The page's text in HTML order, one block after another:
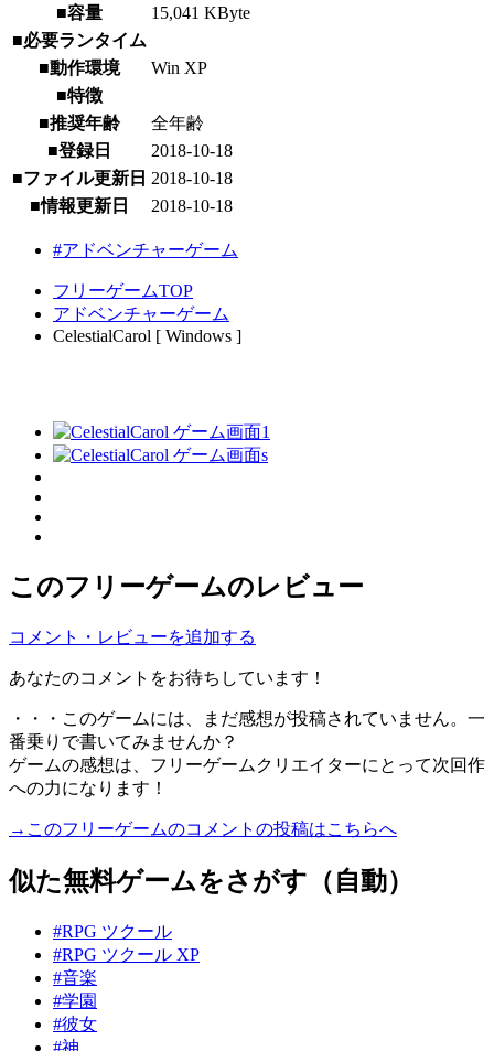
■容量
15,041 KByte
■必要ランタイム
■動作環境
Win XP
■特徴
■推奨年齢
全年齢
■登録日
2018-10-18
■ファイル更新日 2018-10-18
■情報更新日
2018-10-18
#アドベンチャーゲーム
フリーゲームTOP
アドベンチャーゲーム
CelestialCarol [ Windows ]
このフリーゲームのレビュー
コメント・レビューを追加する
あなたのコメントをお待ちしています！
・・・このゲームには、まだ感想が投稿されていません。一
番乗りで書いてみませんか？
ゲームの感想は、フリーゲームクリエイターにとって次回作
への力になります！
→このフリーゲームのコメントの投稿はこちらへ
似た無料ゲームをさがす（自動）
#RPG ツクール
#RPG ツクール XP
#音楽
#学園
#彼女
#神